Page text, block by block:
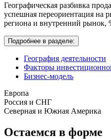
Географическая разбивка
успешная переориентация на
региона и внутренний рынок,
Подробнее в разделе:
География деятельности
Факторы
Бизнес-модель
Европа
Россия и СНГ
Северная и Южная Америка
Остаемся в форме